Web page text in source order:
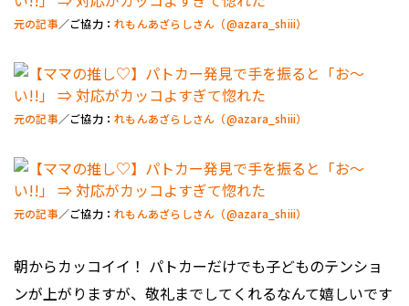
元の記事／ご協力：れもんあざらしさん（@azara_shiii）
元の記事／ご協力：れもんあざらしさん（@azara_shiii）
元の記事／ご協力：れもんあざらしさん（@azara_shiii）
朝からカッコイイ！ パトカーだけでも子どものテンショ
ンが上がりますが、敬礼までしてくれるなんて嬉しいです